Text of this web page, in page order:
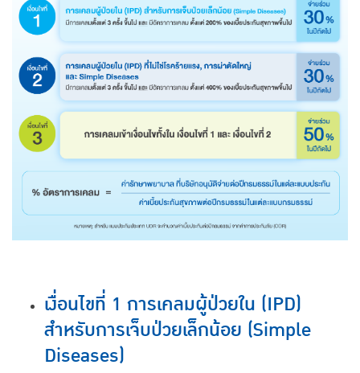
เงื่อนไขที่ 1 การเคลมผู้ป่วยใน (IPD)
สำหรับการเจ็บป่วยเล็กน้อย (Simple
Diseases)